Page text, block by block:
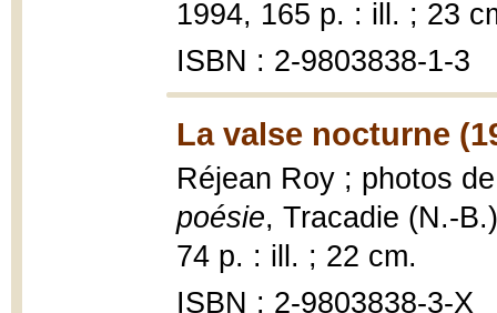
1994, 165 p. : ill. ; 23
ISBN : 2-9803838-1-3
La valse nocturne
Réjean Roy ; photos
poésie, Tracadie (N.-
74 p. : ill. ; 22 cm.
ISBN : 2-9803838-3-X